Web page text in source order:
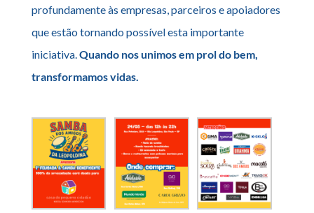
profundamente às empresas, parceiros e apoiadores
que estão tornando possível esta importante
iniciativa.Quando nos unimos em prol do bem,
transformamos vidas.